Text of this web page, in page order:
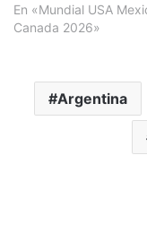
En «Mundial USA
Canada 2026»
Argentina